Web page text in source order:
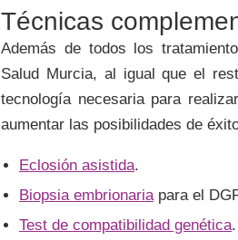
Técnicas
Además de todos los
Salud Murcia, al igual que el
tecnología necesaria para
aumentar las posibilidades de
Eclosión asistida.
Biopsia embrionariapara el
Test de compatibilidad genética.